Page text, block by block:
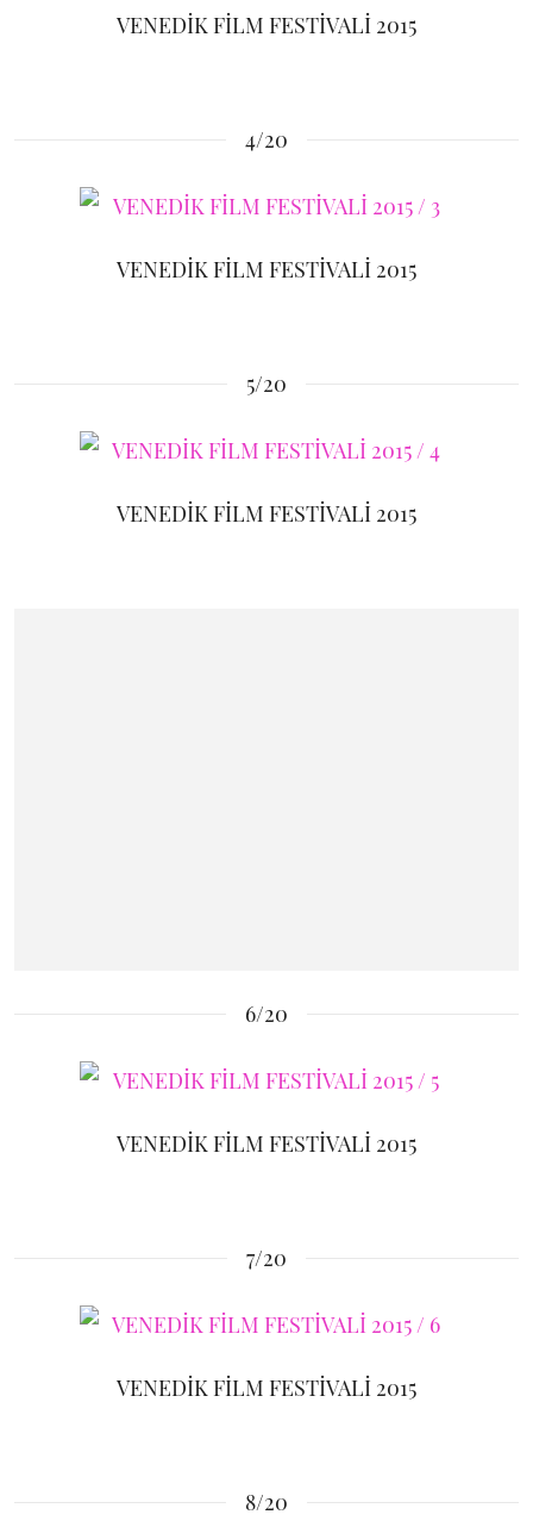
VENEDİK FİLM FESTİVALİ 2015
4/20
VENEDİK FİLM FESTİVALİ 2015
5/20
VENEDİK FİLM FESTİVALİ 2015
6/20
VENEDİK FİLM FESTİVALİ 2015
7/20
VENEDİK FİLM FESTİVALİ 2015
8/20